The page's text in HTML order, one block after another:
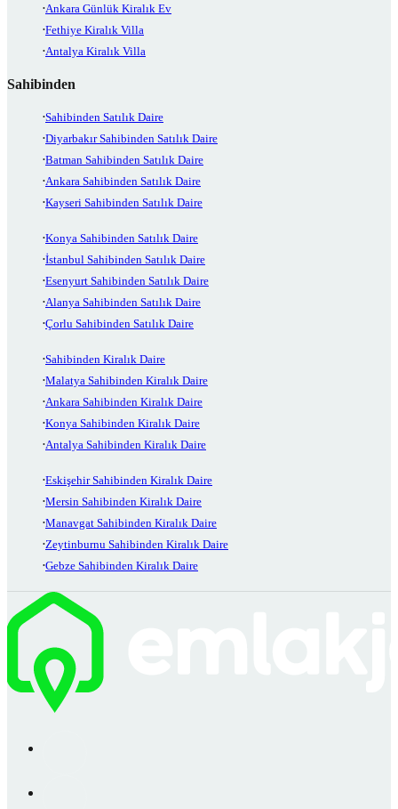
Ankara Günlük Kiralık Ev
Fethiye Kiralık Villa
Antalya Kiralık Villa
Sahibinden
Sahibinden Satılık Daire
Diyarbakır Sahibinden Satılık Daire
Batman Sahibinden Satılık Daire
Ankara Sahibinden Satılık Daire
Kayseri Sahibinden Satılık Daire
Konya Sahibinden Satılık Daire
İstanbul Sahibinden Satılık Daire
Esenyurt Sahibinden Satılık Daire
Alanya Sahibinden Satılık Daire
Çorlu Sahibinden Satılık Daire
Sahibinden Kiralık Daire
Malatya Sahibinden Kiralık Daire
Ankara Sahibinden Kiralık Daire
Konya Sahibinden Kiralık Daire
Antalya Sahibinden Kiralık Daire
Eskişehir Sahibinden Kiralık Daire
Mersin Sahibinden Kiralık Daire
Manavgat Sahibinden Kiralık Daire
Zeytinburnu Sahibinden Kiralık Daire
Gebze Sahibinden Kiralık Daire